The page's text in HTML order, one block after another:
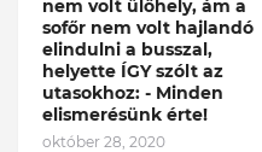
nem volt ülőhely, ám a
sofőr nem volt hajlandó
elindulni a busszal,
helyette ÍGY szólt az
utasokhoz: - Minden
elismerésünk érte!
október 28, 2020